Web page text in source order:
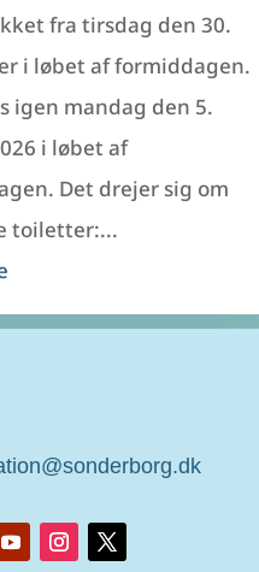
fra tirsdag den 30.
i løbet af formiddagen.
igen mandag den 5.
i løbet af
Det drejer sig om
toiletter:...